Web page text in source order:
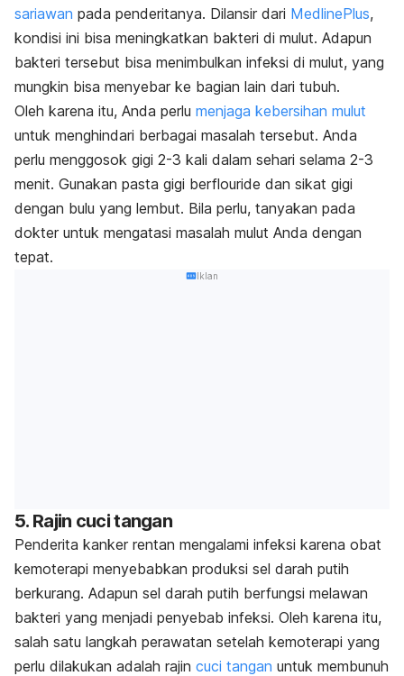
sariawan pada penderitanya. Dilansir dari MedlinePlus,
kondisi ini bisa meningkatkan bakteri di mulut. Adapun
bakteri tersebut bisa menimbulkan infeksi di mulut, yang
mungkin bisa menyebar ke bagian lain dari tubuh.
Oleh karena itu, Anda perlu menjaga kebersihan mulut
untuk menghindari berbagai masalah tersebut. Anda
perlu menggosok gigi 2-3 kali dalam sehari selama 2-3
menit. Gunakan pasta gigi berflouride dan sikat gigi
dengan bulu yang lembut. Bila perlu, tanyakan pada
dokter untuk mengatasi masalah mulut Anda dengan
tepat.
Iklan
5. Rajin cuci tangan
Penderita kanker rentan mengalami infeksi karena obat
kemoterapi menyebabkan produksi sel darah putih
berkurang. Adapun sel darah putih berfungsi melawan
bakteri yang menjadi penyebab infeksi. Oleh karena itu,
salah satu langkah perawatan setelah kemoterapi yang
perlu dilakukan adalah rajin cuci tangan untuk membunuh